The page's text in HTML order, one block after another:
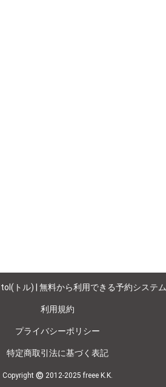
トル) | 無料から利用できる予約システム
利用規約
プライバシーポリシー
特定商取引法に基づく表記
Copyright © 2012-2025 freee K.K.